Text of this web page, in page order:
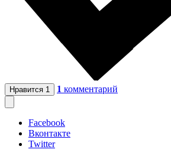
Нравится 1 1 комментарий
Facebook
Вконтакте
Twitter